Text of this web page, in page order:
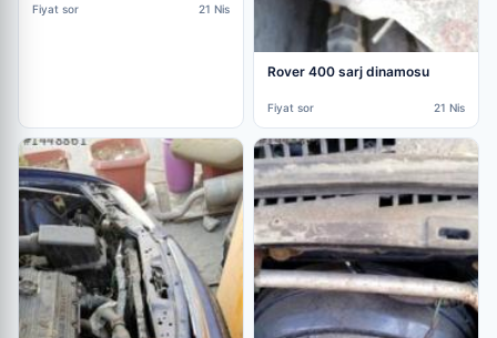
Fiyat sor 21 Nis
Rover 400 sarj dinamosu
Fiyat sor 21 Nis